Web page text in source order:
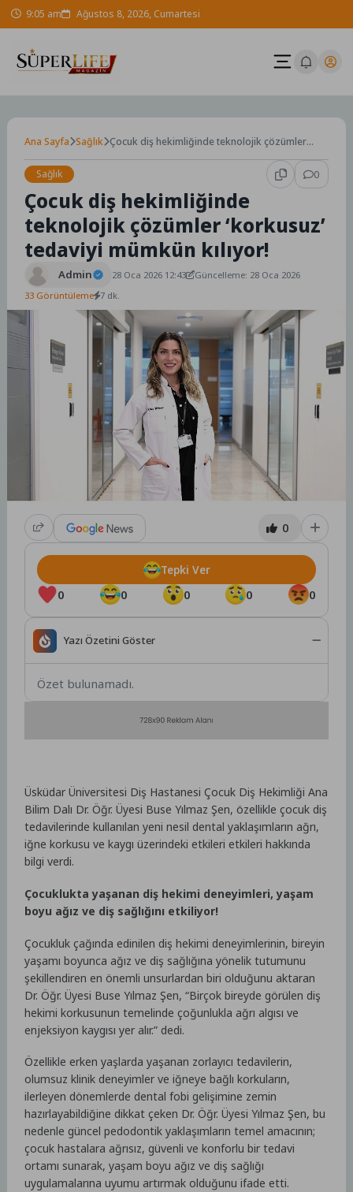
Skip 9:05 am Ağustos 8, 2026, Cumartesi
Ana Sayfa Sağlık Çocuk diş hekimliğinde teknolojik çözümler
Sağlık
0
Çocuk diş hekimliğinde
teknolojik çözümler ‘korkusuz’
tedaviyi mümkün kılıyor!
Admin 28 Oca 2026 12:43
Güncelleme: 28 Oca 2026
33 Görüntüleme 7 dk.
0
0 0 0 0 0
Tepki Ver
Yazı Özetini Göster
Özet bulunamadı.
Üsküdar Üniversitesi Diş Hastanesi Çocuk Diş Hekimliği Ana
Bilim Dalı Dr. Öğr. Üyesi Buse Yılmaz Şen, özellikle çocuk diş
tedavilerinde kullanılan yeni nesil dental yaklaşımların ağrı,
iğne korkusu ve kaygı üzerindeki etkileri etkileri hakkında
bilgi verdi.
Çocuklukta yaşanan diş hekimi deneyimleri, yaşam
boyu ağız ve diş sağlığını etkiliyor!
Çocukluk çağında edinilen diş hekimi deneyimlerinin, bireyin
yaşamı boyunca ağız ve diş sağlığına yönelik tutumunu
şekillendiren en önemli unsurlardan biri olduğunu aktaran
Dr. Öğr. Üyesi Buse Yılmaz Şen, “Birçok bireyde görülen diş
hekimi korkusunun temelinde çoğunlukla ağrı algısı ve
enjeksiyon kaygısı yer alır.” dedi.
Özellikle erken yaşlarda yaşanan zorlayıcı tedavilerin,
olumsuz klinik deneyimler ve iğneye bağlı korkuların,
ilerleyen dönemlerde dental fobi gelişimine zemin
hazırlayabildiğine dikkat çeken Dr. Öğr. Üyesi Yılmaz Şen, bu
nedenle güncel pedodontik yaklaşımların temel amacının;
çocuk hastalara ağrısız, güvenli ve konforlu bir tedavi
ortamı sunarak, yaşam boyu ağız ve diş sağlığı
uygulamalarına uyumu artırmak olduğunu ifade etti.